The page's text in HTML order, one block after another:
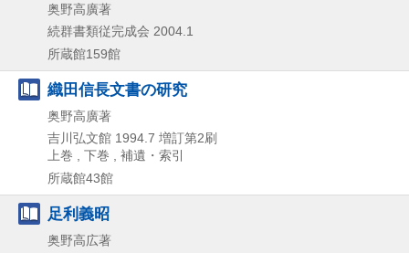
奥野高廣著
続群書類従完成会 2004.1
所蔵館159館
織田信長文書の研究
奥野高廣著
吉川弘文館 1994.7 増訂第2刷
上巻 , 下巻 , 補遺・索引
所蔵館43館
足利義昭
奥野高広著